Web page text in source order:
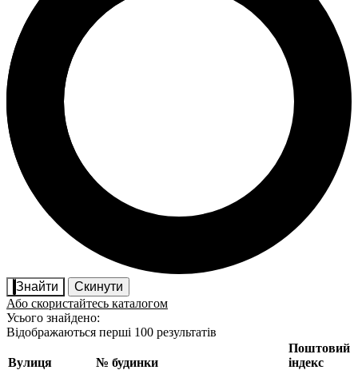
Знайти
Скинути
Або скористайтесь каталогом
Усього знайдено:
Відображаються перші 100 результатів
Вулиця № будинки
Поштовий
індекс